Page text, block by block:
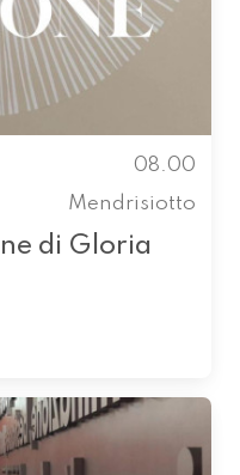
08.00
Mendrisiotto
di Gloria